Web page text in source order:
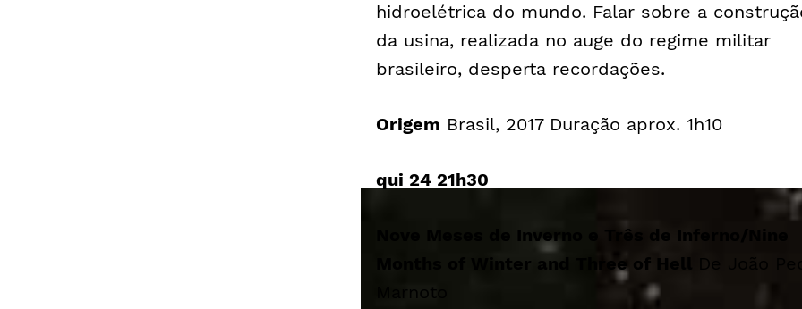
hidroelétrica do mundo. Falar sobre a
da usina, realizada no auge do regime militar
brasileiro, desperta recordações.
Origem Brasil, 2017 Duração aprox. 1h10
qui 24 21h30
Nove Meses de Inverno e Três de Inferno/
Months of Winter and Three of Hell
De João